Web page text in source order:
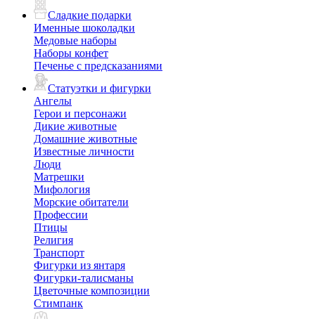
Сладкие подарки
Именные шоколадки
Медовые наборы
Наборы конфет
Печенье с предсказаниями
Статуэтки и фигурки
Ангелы
Герои и персонажи
Дикие животные
Домашние животные
Известные личности
Люди
Матрешки
Мифология
Морские обитатели
Профессии
Птицы
Религия
Транспорт
Фигурки из янтаря
Фигурки-талисманы
Цветочные композиции
Стимпанк